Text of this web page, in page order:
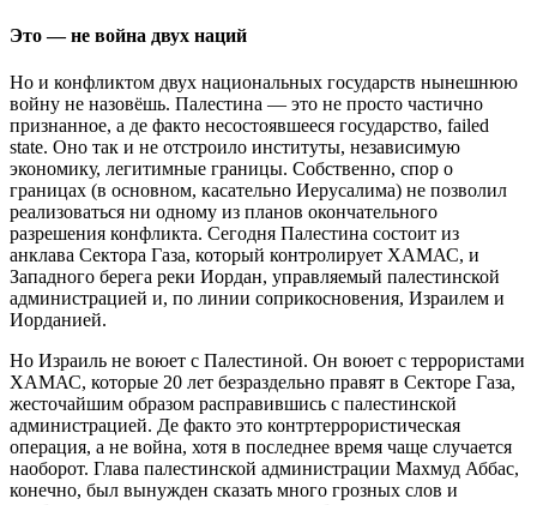
Это — не война двух наций
Но и конфликтом двух национальных государств нынешнюю
войну не назовёшь. Палестина — это не просто частично
признанное, а де факто несостоявшееся государство, failed
state. Оно так и не отстроило институты, независимую
экономику, легитимные границы. Собственно, спор о
границах (в основном, касательно Иерусалима) не позволил
реализоваться ни одному из планов окончательного
разрешения конфликта. Сегодня Палестина состоит из
анклава Сектора Газа, который контролирует ХАМАС, и
Западного берега реки Иордан, управляемый палестинской
администрацией и, по линии соприкосновения, Израилем и
Иорданией.
Но Израиль не воюет с Палестиной. Он воюет с террористами
ХАМАС, которые 20 лет безраздельно правят в Секторе Газа,
жесточайшим образом расправившись с палестинской
администрацией. Де факто это контртеррористическая
операция, а не война, хотя в последнее время чаще случается
наоборот. Глава палестинской администрации Махмуд Аббас,
конечно, был вынужден сказать много грозных слов и